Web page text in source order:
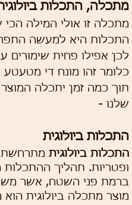
מתכלה, התכלות
מתכלה זו אולי המילה
התכלות היא למעשה
לכן אפילו פחית שימורים
כלומר זהו מונח די
תוך כמה זמן יתכלה
שלנו -
התכלות ביולוגית
התכלות ביולוגית
ופטריות. תהליך
ברמת פני השטח, אשר
מוצר מתכלה ביולוגית